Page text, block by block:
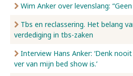
Wim Anker over levenslang:
Tbs en reclassering. Het belang
verdediging in tbs-zaken
Interview Hans Anker: ‘Denk
ver van mijn bed show is.’